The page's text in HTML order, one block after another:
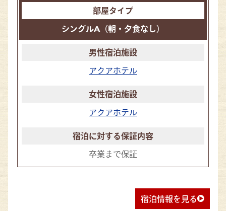
シングルA（朝・夕食なし）
アクアホテル
アクアホテル
卒業まで保証
宿泊情報を見る